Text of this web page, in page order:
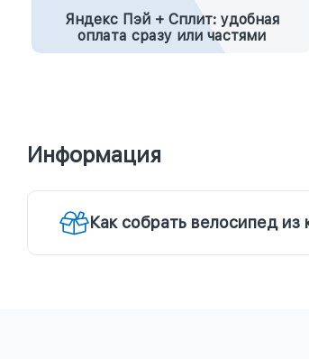
Яндекс Пэй + Сплит: удобная
оплата сразу или частями
Информация
Как собрать велосипед из